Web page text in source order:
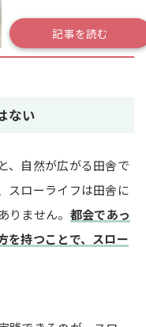
は？
記事を読む
ない
、自然が広がる田舎で
スローライフは田舎に
ません。 都会であっ
を持つことで、スロー